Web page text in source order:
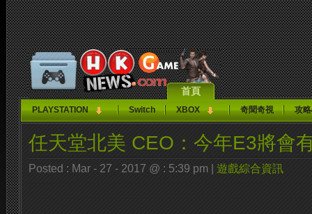
首頁
PLAYSTATION Switch XBOX 奇聞奇視 攻
任天堂北美 CEO：今年E3將會
Posted : Mar - 27 - 2017 @ : 5:39 pm | 遊戲綜合資訊